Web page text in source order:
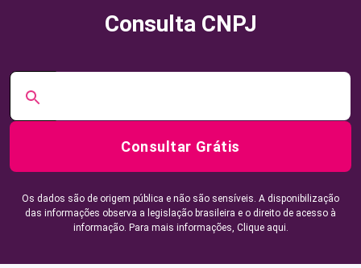
Consulta CNPJ
Consultar Grátis
Os dados são de origem pública e não são sensíveis. A disponibilização
das informações observa a legislação brasileira e o direito de acesso à
informação. Para mais informações, Clique aqui.